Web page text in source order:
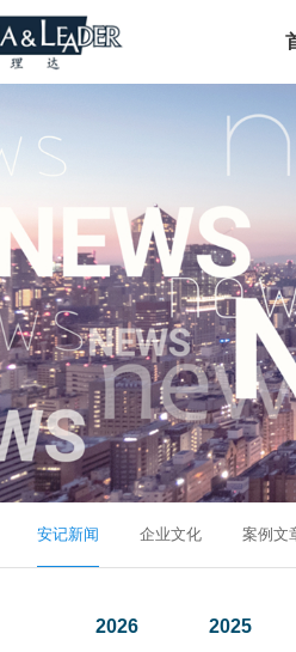
安记新闻 企业文化 案例文
2026 2025